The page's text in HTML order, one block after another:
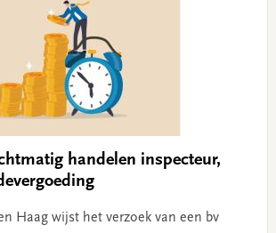
handelen inspecteur,
Haag wijst het verzoek van een bv